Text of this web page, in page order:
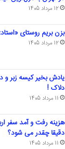
12 مرداد 1405
بزن بریم روستای
12 مرداد 1405
یادش بخیر کیسه‌ زبر
دلاک !
11 مرداد 1405
هزینه رفت و آمد سفر
دقیقا چقدر می شود؟
11 مرداد 1405